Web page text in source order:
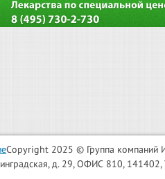
Copyright 2025 © Группа компаний
д. 29, ОФИС 810, 141402,